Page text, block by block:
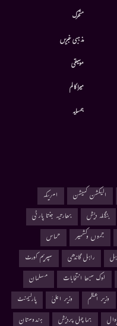
متحرك
مذہبی خبریں
موسيقى
میرا کالم
ہمسایہ
الیکشن کمیشن
امریکہ
بنگلہ دیش
بھارتیہ جنتا پارٹی
جموں وکشمیر
حماس
راہل گاندھی
سپریم کورٹ
لوک سبھا انتخابات
مسلمان
وزیر اعظم وزیر اعلیٰ
پارلیمنٹ
ہماچل پردیش ہندوستان